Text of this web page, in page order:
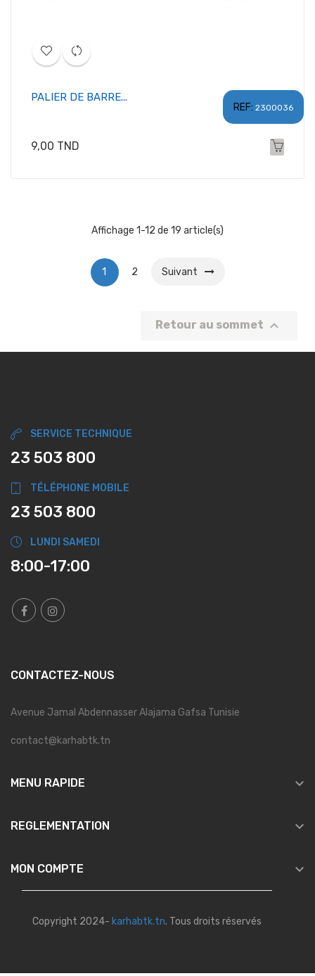
REF: 2300036
PALIER DE BARRE...
Prix
9,00 TND
Affichage 1-12 de 19 article(s)
1 2 Suivant
Retour au sommet 
SERVICE TECHNIQUE
23 503 800
TÉLÉPHONE MOBILE
23 503 800
LUNDI SAMEDI
8:00-17:00
CONTACTEZ-NOUS
Avenue Jamal Abdennasser Alajama Gafsa Tunisie
contact@karhabtk.tn
MENU RAPIDE 
REGLEMENTATION 
MON COMPTE 
Copyright 2024- karhabtk.tn. Tous droits réservés